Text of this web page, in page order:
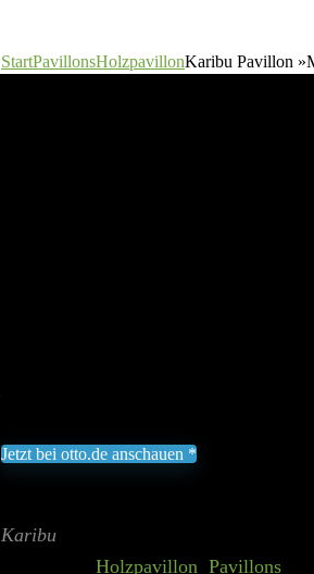
StartPavillonsHolzpavillonKaribu Pavillon
Jetzt bei otto.de anschauen *
Karibu
Holzpavillon Pavillons